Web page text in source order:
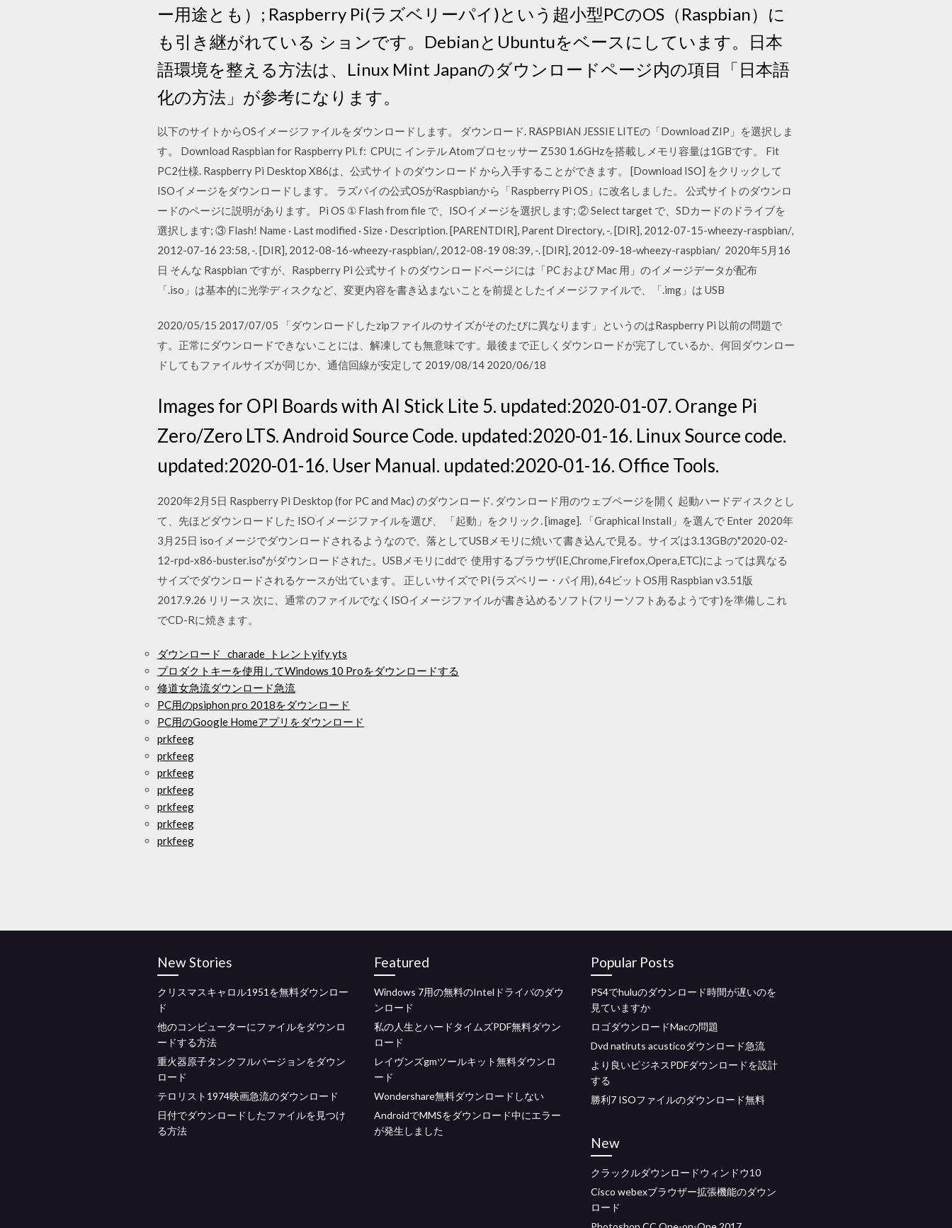
ー用途とも）; Raspberry Pi(ラズベリーパイ)という超小型PCのOS（Raspbian）に
も引き継がれている ションです。DebianとUbuntuをベースにしています。日本
語環境を整える方法は、Linux Mint Japanのダウンロードページ内の項目「日本語
化の方法」が参考になります。
以下のサイトからOSイメージファイルをダウンロードします。 ダウンロード. RASPBIAN JESSIE LITEの「Download ZIP」を選択しま
す。 Download Raspbian for Raspberry Pi. f: CPUに インテル Atomプロセッサー Z530 1.6GHzを搭載しメモリ容量は1GBです。 Fit
PC2仕様. Raspberry Pi Desktop X86は、公式サイトのダウンロード から入手することができます。 [Download ISO] をクリックして
ISOイメージをダウンロードします。 ラズパイの公式OSがRaspbianから「Raspberry Pi OS」に改名しました。 公式サイトのダウンロ
ードのページに説明があります。 Pi OS ① Flash from file で、ISOイメージを選択します; ② Select target で、SDカードのドライブを
選択します; ③ Flash! Name · Last modified · Size · Description. [PARENTDIR], Parent Directory, -. [DIR], 2012-07-15-wheezy-raspbian/,
2012-07-16 23:58, -. [DIR], 2012-08-16-wheezy-raspbian/, 2012-08-19 08:39, -. [DIR], 2012-09-18-wheezy-raspbian/ 2020年5月16
日 そんな Raspbian ですが、Raspberry Pi 公式サイトのダウンロードページには「PC および Mac 用」のイメージデータが配布
「.iso」は基本的に光学ディスクなど、変更内容を書き込まないことを前提としたイメージファイルで、「.img」は USB
2020/05/15 2017/07/05 「ダウンロードしたzipファイルのサイズがそのたびに異なります」というのはRaspberry Pi 以前の問題で
す。正常にダウンロードできないことには、解凍しても無意味です。最後まで正しくダウンロードが完了しているか、何回ダウンロー
ドしてもファイルサイズが同じか、通信回線が安定して 2019/08/14 2020/06/18
Images for OPI Boards with AI Stick Lite 5. updated:2020-01-07. Orange Pi
Zero/Zero LTS. Android Source Code. updated:2020-01-16. Linux Source code.
updated:2020-01-16. User Manual. updated:2020-01-16. Office Tools.
2020年2月5日 Raspberry Pi Desktop (for PC and Mac) のダウンロード. ダウンロード用のウェブページを開く 起動ハードディスクとし
て、先ほどダウンロードした ISOイメージファイルを選び、 「起動」をクリック. [image]. 「Graphical Install」を選んで Enter 2020年
3月25日 isoイメージでダウンロードされるようなので、落としてUSBメモリに焼いて書き込んで見る。サイズは3.13GBの"2020-02-
12-rpd-x86-buster.iso"がダウンロードされた。USBメモリにddで 使用するブラウザ(IE,Chrome,Firefox,Opera,ETC)によっては異なる
サイズでダウンロードされるケースが出ています。 正しいサイズで Pi (ラズベリー・パイ用), 64ビットOS用 Raspbian v3.51版
2017.9.26 リリース 次に、通常のファイルでなくISOイメージファイルが書き込めるソフト(フリーソフトあるようです)を準備しこれ
でCD-Rに焼きます。
ダウンロード _charade_トレントyify yts
プロダクトキーを使用してWindows 10 Proをダウンロードする
修道女急流ダウンロード急流
PC用のpsiphon pro 2018をダウンロード
PC用のGoogle Homeアプリをダウンロード
prkfeeg
prkfeeg
prkfeeg
prkfeeg
prkfeeg
prkfeeg
prkfeeg
New Stories
クリスマスキャロル1951を無料ダウンロー
ド
他のコンピューターにファイルをダウンロ
ードする方法
重火器原子タンクフルバージョンをダウン
ロード
テロリスト1974映画急流のダウンロード
日付でダウンロードしたファイルを見つけ
る方法
Featured
Windows 7用の無料のIntelドライバのダウ
ンロード
私の人生とハードタイムズPDF無料ダウン
ロード
レイヴンズgmツールキット無料ダウンロ
ード
Wondershare無料ダウンロードしない
AndroidでMMSをダウンロード中にエラー
が発生しました
Popular Posts
PS4でhuluのダウンロード時間が遅いのを
見ていますか
ロゴダウンロードMacの問題
Dvd natiruts acusticoダウンロード急流
より良いビジネスPDFダウンロードを設計
する
勝利7 ISOファイルのダウンロード無料
New
クラックルダウンロードウィンドウ10
Cisco webexブラウザー拡張機能のダウン
ロード